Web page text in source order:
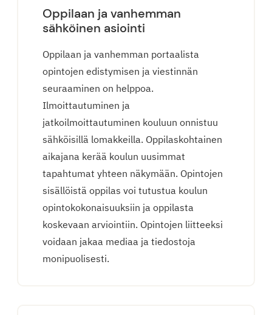
Oppilaan ja vanhemman
sähköinen asiointi
Oppilaan ja vanhemman portaalista
opintojen edistymisen ja viestinnän
seuraaminen on helppoa.
Ilmoittautuminen ja
jatkoilmoittautuminen kouluun onnistuu
sähköisillä lomakkeilla. Oppilaskohtainen
aikajana kerää koulun uusimmat
tapahtumat yhteen näkymään. Opintojen
sisällöistä oppilas voi tutustua koulun
opintokokonaisuuksiin ja oppilasta
koskevaan arviointiin. Opintojen liitteeksi
voidaan jakaa mediaa ja tiedostoja
monipuolisesti.